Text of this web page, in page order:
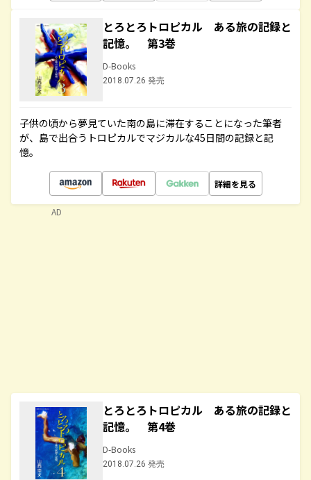
とろとろトロピカル ある旅の記録と
記憶。 第3巻
D-Books
2018.07.26 発売
子供の頃から夢見ていた南の島に滞在することになった筆者
が、島で出合うトロピカルでマジカルな45日間の記録と記
憶。
詳細を見る
とろとろトロピカル ある旅の記録と
記憶。 第4巻
D-Books
2018.07.26 発売
AD